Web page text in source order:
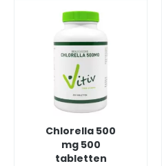
Chlorella 500
mg 500
tabletten